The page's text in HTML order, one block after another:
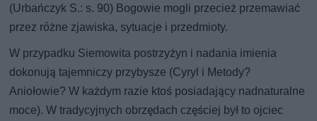
(Urbańczyk S.: s. 90) Bogowie mogli przecież przemawiać
przez różne zjawiska, sytuacje i przedmioty.
W przypadku Siemowita postrzyżyn i nadania imienia
dokonują tajemniczy przybysze (Cyryl i Metody?
Aniołowie? W każdym razie ktoś posiadający nadnaturalne
moce). W tradycyjnych obrzędach częściej był to ojciec